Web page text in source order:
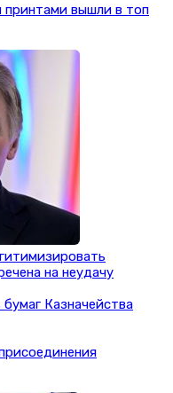
принтами вышли в топ
на неудачу
Казначейства